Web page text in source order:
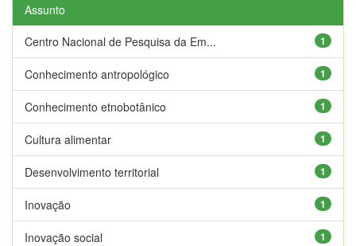
Assunto
1
Centro Nacional de Pesquisa da Em...
1
Conhecimento antropológico
1
Conhecimento etnobotânico
1
Cultura alimentar
1
Desenvolvimento territorial
1
Inovação
1
Inovação social